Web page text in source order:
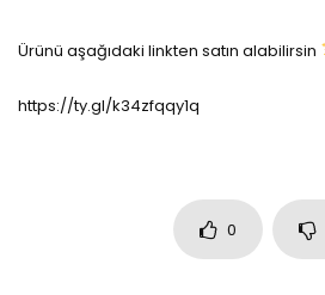
Ürünü aşağıdaki linkten satın alabilirsin
https://ty.gl/k34zfqqy1q
0